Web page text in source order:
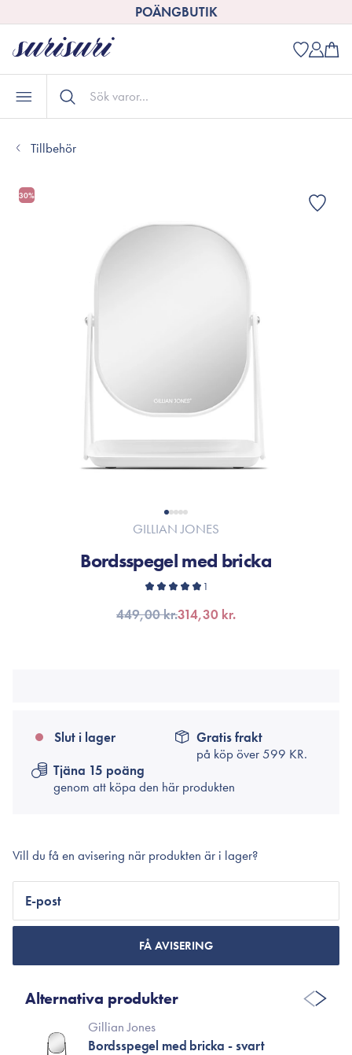
POÄNGBUTIK
Tillbehör
30%
GILLIAN JONES
Bordsspegel med bricka
1
449,00 kr.314,30 kr.
Slut i lager
Gratis frakt
på köp över599 KR.
Tjäna 15 poäng
genom att köpa den här produkten
Vill du få en avisering när produkten är i lager?
E-post
FÅ AVISERING
Alternativa produkter
Gillian Jones
Bordsspegel med bricka - svart